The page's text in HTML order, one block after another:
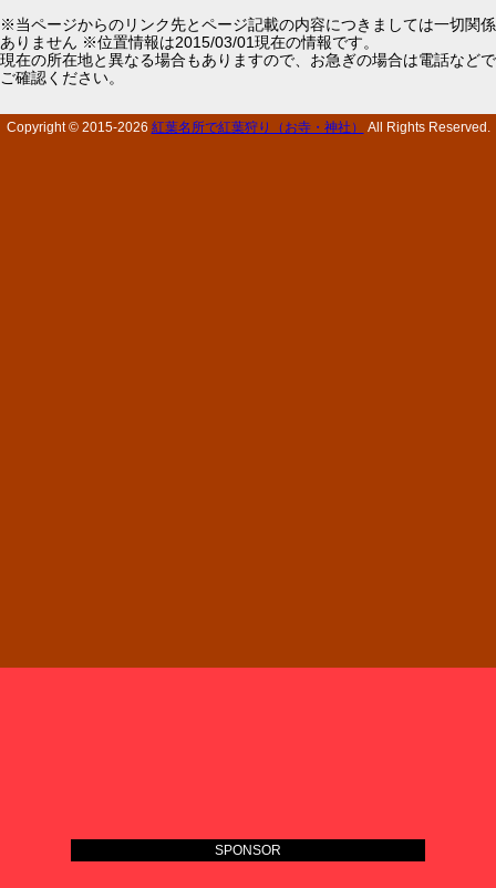
※当ページからのリンク先とページ記載の内容につきましては一切関係
ありません ※位置情報は2015/03/01現在の情報です。
現在の所在地と異なる場合もありますので、お急ぎの場合は電話などで
ご確認ください。
Copyright © 2015-2026 紅葉名所で紅葉狩り（お寺・神社） All Rights Reserved.
SPONSOR